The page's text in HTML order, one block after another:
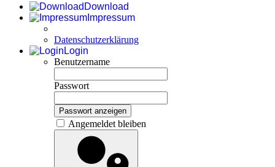
Download
Impressum
Datenschutzerklärung
Login
Benutzername
Passwort
Passwort anzeigen
Angemeldet bleiben